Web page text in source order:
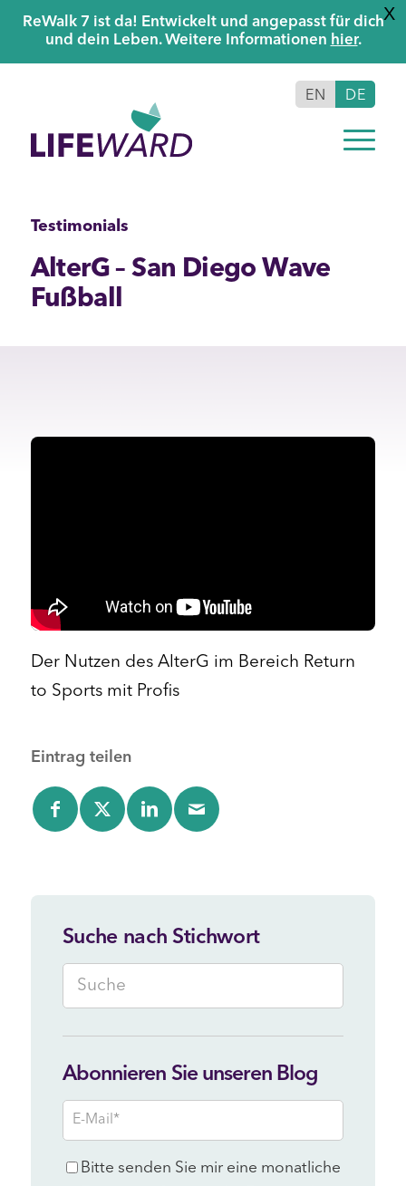
X
ReWalk 7 ist da! Entwickelt und angepasst für dich
und dein Leben. Weitere Informationen hier.
EN DE
Testimonials
AlterG – San Diego Wave
Fußball
Der Nutzen des AlterG im Bereich Return
to Sports mit Profis
Eintrag teilen
Suche nach Stichwort
Abonnieren Sie unseren Blog
E-
Mail
Consent
Bitte senden Sie mir eine monatliche